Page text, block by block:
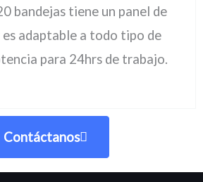
bandejas tiene un panel de
adaptable a todo tipo de
para 24hrs de trabajo.
Contáctanos